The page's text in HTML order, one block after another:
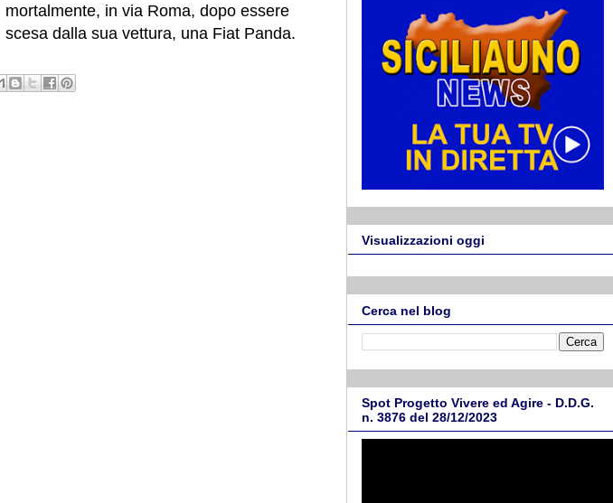
mortalmente, in via Roma, dopo essere
scesa dalla sua vettura, una Fiat Panda.
Visualizzazioni oggi
Cerca nel blog
Spot Progetto Vivere ed Agire - D.D.G.
n. 3876 del 28/12/2023